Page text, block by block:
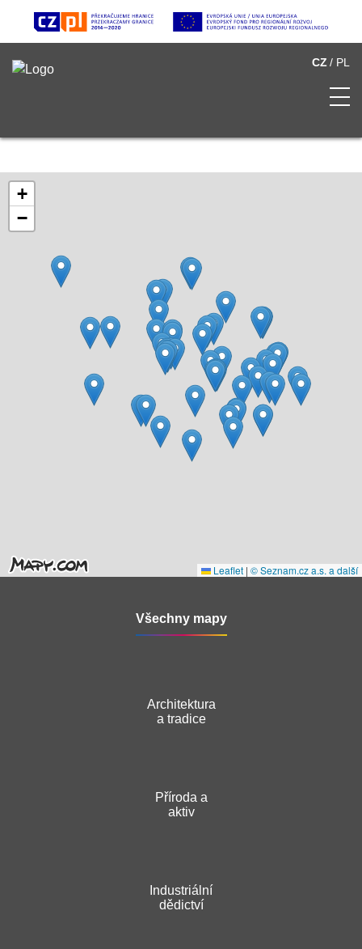
Multimédia
Partneři
CZ PL
+
−
Leaflet | © Seznam.cz a.s. a další
Všechny mapy
Architektura
a tradice
Příroda a
aktiv
Industriální
dědictví